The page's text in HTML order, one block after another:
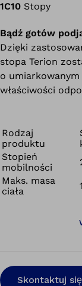
1C10 Stopy
Bądź gotów
Dzięki
stopa Terion
o
właściwości
Rodzaj
produktu
Stopień
mobilności
Maks. masa
ciała
Skontaktuj